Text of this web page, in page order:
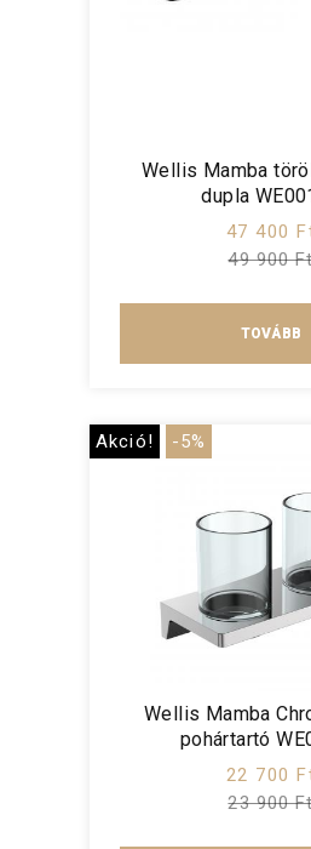
Wellis Mamba
dupla
47 400
49 900
TOVÁBB
Akció! -5%
Wellis Mamba
pohártartó
22 700
23 900